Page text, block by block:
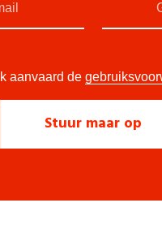
Ik aanvaard de